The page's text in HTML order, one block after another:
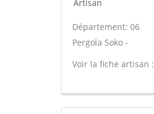
Artisan
Département: 06
Pergola Soko -
Voir la fiche artisan :